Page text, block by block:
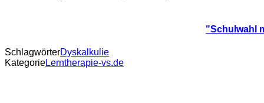
"Schulwahl
SchlagwörterDyskalkulie
KategorieLerntherapie-vs.de